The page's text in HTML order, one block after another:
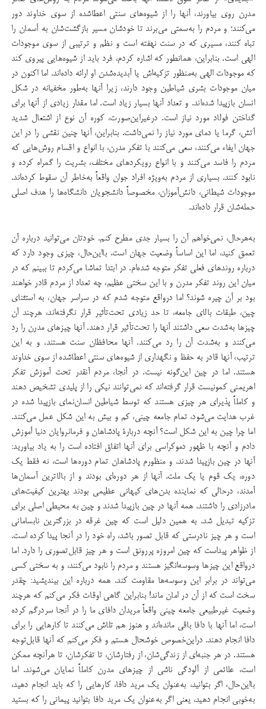
مدرن روی بیاورند، آنها را از شیوه‌های سنتی اعطا‌شده از سوی خداوند دور
می‌کنند؛ و مردم را به‌سمتی می‌برند تا خودشان مسیر بازگشت‌شان به آسمان را
تباه کنند، مسیری که در سنت نهفته است و نظم و ترتیبی از سوی موجودات
الهی است. بنابراین، همانطور که اشاره کردم، فرد باید از شیوه‌هایی پیروی کند
که موجودات الهی به‌منظور تزکیه‌اش یا آبدیده‌شدن او ارائه داده‌اند. اما اکنون در
میان موجودات بشری شیاطین وجود دارند، زیرا آنها به‌طور مخفیانه در شکل
انسان بازپیدا شده‌اند. و تعداد آنها بسیار زیاد است. اما مقدار زیادی از آنها برای
گداختن فولاد مورد نیاز است. درغیراین‌صورت، کوره آن نوع از اشتعال شدید
آتش، گرما یا دمای مورد نیاز را نمی‌داشت. بنابراین، آنها چنین نقشی را در این
جهان ایفاء می‌کنند، سعی می‌کنند با تفکر مدرن، با انواع و اقسام روش‌هایی که
مردم را فاسد می‌کنند و با انواع رویکردهای مختلف، بشریت را گمراه کرده و
نابود کنند. بسیاری از مردم به‌ویژه افراد جوان واقعاً به‌خاطر آن سقوط کرده‌‌اند.
موجودات شیطانی، دانش‌آموزان، مخصوصاً دانشجویان دانشگاه‌ها را هدف اصلی
حمله‌شان قرار داده‌اند.
به‌هر‌حال، نمی‌خواهم آن را بسیار جدی مطرح کنم. خودتان می‌توانید درباره آن
تعمق کنید، اما این اساساً وضعیت جهان است. با‌این‌حال، چیزی وجود دارد که
درباره روند‌های فعلی تفکر متوجه شده‌ام. در ابتدا تماشا می‌کردم تا ببینم که در
میان این روند تفکر مدرن و با این سختی عظیم، چه تعداد از مردم قادر خواهند
بود بر آن چیره شوند؟ اما درواقع متوجه شدم که در سراسر جهان، به استثنای
چین، طبقات بالای جامعه، تا حد زیادی تحت‌تأثیر قرار نگرفته‌اند، هرچند آن
چیزها به‌شدت سعی داشتند آنها را تحت‌تأثیر قرار دهند. آنها چیزهای مدرن را رد
می‌کنند و به‌شدت آن را رد می‌کنند. آنها محافظان سنت هستند. و به این
ترتیب، آنها قادر به حفظ و نگهداری از شیوه‌های سنتی اعطا‌شده از سوی خداوند
هستند. اما در چین این‌گونه نیست. در آنجا، مردم آنقدر تحت آموزش تفکر
اهریمنی کمونیست قرار گرفته‌اند که نمی‌توانند نیکی را از پلیدی تشخیص دهند
و کاملاً پذیرای هر چیزی هستند که توسط شیاطین انسان‌نمای بازپیدا شده در
غرب هدایت‌ می‌شود، تمام جامعه چینی، کم و بیش به این شکل عمل می‌کنند.
اما چرا چین به این شکل است؟ آنچه دربارۀ پادشاهان و فرمانروایان دنیا آموزش
دادم و آنچه با ظهور دموکراسی برای آنها اتفاق افتاده است را به یاد بیاورید:
آنها در چین بازپیدا شدند. و منظورم پادشاهان تمام دوره‌ها است، نه فقط یک
دوره، یک قوم یا یک ملت. آنها از هر دوره‌ای بودند و از بالاترین آسمان‌ها
آمدند، درحالی که نماینده بدن‌های کیهانی عظیمی بودند بهترین کیفیت‌های
مادرزادی را داشتند. همه آنها در چین بازپیدا شدند و چین به محیطی اصلی برای
تزکیه تبدیل شد. به همین دلیل است که چین غرقه در بزرگترین نابسامانی
است و هر چیز نادرستی که قابل تصور باشد، راه خود را در آنجا پیدا کرده است.
از ظواهر پیداست که چین امروزه پررونق است و هر چیز قابل‌تصوری را دارد. اما
درواقع این چیزها وسوسه‌انگیز هستند و مردم را نابود می‌کنند، و به سختی کسی
می‌تواند در برابر این وسوسه‌ها مقاومت کند. همه درباره این بیندیشید: چقدر
سخت است که از آن در امان ماند! بنابراین گاهی اوقات فکر می‌کنم که هرچند
وضعیت غیرطبیعی جامعه چینی واقعاً مریدان دافای ما را در آنجا سردرگم کرده
است، اما آنها با دافا باقی مانده‌اند و هنوز هم تلاش می‌کنند تا کارهایی را برای
دافا انجام دهند. دراین‌خصوص خوشحال هستم و فکر می‌کنم که آنها قابل‌توجه
هستند. در هر جنبه‌ای از زندگی‌شان، از رفتارشان، تا تفکر‌شان، تا هرآنچه ممکن
است، علائمی از آلودگی ناشی از چیزهای مدرن کاملاً نمایان می‌شوند. اما
با‌این‌حال، اگر بتوانید، به‌عنوان یک مرید دافا، کارهایی را که باید انجام دهید،
به‌خوبی انجام دهید، یعنی اگر به‌عنوان یک مرید دافا بتوانید پیمانی را که بستید